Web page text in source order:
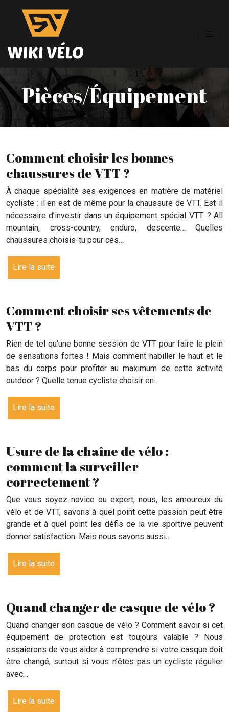
Pièces/Équipement
Comment choisir les bonnes
chaussures de VTT ?
À chaque spécialité ses exigences en matière de matériel
cycliste : il en est de même pour la chaussure de VTT. Est-il
nécessaire d’investir dans un équipement spécial VTT ? All
mountain, cross-country, enduro, descente… Quelles
chaussures choisis-tu pour ces…
Lire la suite
Comment choisir ses vêtements de
VTT ?
Rien de tel qu’une bonne session de VTT pour faire le plein
de sensations fortes ! Mais comment habiller le haut et le
bas du corps pour profiter au maximum de cette activité
outdoor ? Quelle tenue cycliste choisir en…
Lire la suite
Usure de la chaîne de vélo :
comment la surveiller
correctement ?
Que vous soyez novice ou expert, nous, les amoureux du
vélo et de VTT, savons à quel point cette passion peut être
grande et à quel point les défis de la vie sportive peuvent
donner satisfaction. Mais nous savons aussi…
Lire la suite
Quand changer de casque de vélo ?
Quand changer son casque de vélo ? Comment savoir si cet
équipement de protection est toujours valable ? Nous
essaierons de vous aider à comprendre si votre casque doit
être changé, surtout si vous n’êtes pas un cycliste régulier
avec…
Lire la suite